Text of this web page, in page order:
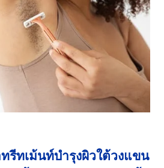
รีทเม้นท์บำรุงผิวใต้วงแขน